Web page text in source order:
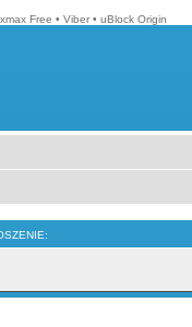
Free • Viber • uBlock Origin